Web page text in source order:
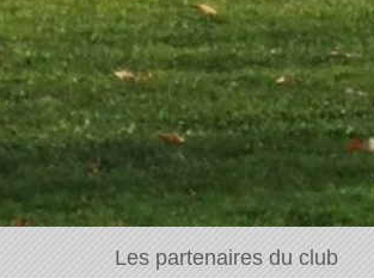
Les partenaires du club